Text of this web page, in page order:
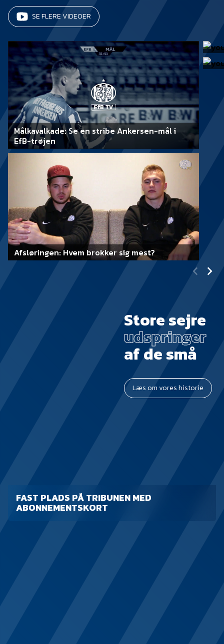
SE FLERE VIDEOER
Målkavalkade: Se en stribe Ankersen-mål i
EfB-trøjen
Afsløringen: Hvem brokker sig mest?
Store sejre
udspringer
af de små
Læs om vores historie
FAST PLADS PÅ TRIBUNEN MED
ABONNEMENTSKORT